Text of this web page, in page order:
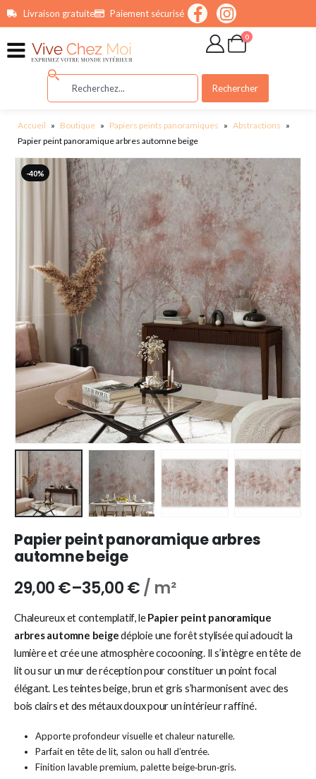
principalLivraison gratuite Paiement sécurisé
0
Rechercher
Accueil » Boutique » Papiers peints panoramiques » Abstractions »
Papier peint panoramique arbres automne beige
-40%
Papier peint panoramique arbres
automne beige
29,00€–35,00€/ m²
Chaleureux et contemplatif, lePapier peint panoramique
arbres automne beigedéploie une forêt stylisée qui adoucit la
lumière et crée une atmosphère cocooning. Il s’intègre en tête de
lit ou sur un mur de réception pour constituer un point focal
élégant. Les teintes beige, brun et gris s’harmonisent avec des
bois clairs et des métaux doux pour un intérieur raffiné.
Apporte profondeur visuelle et chaleur naturelle.
Parfait en tête de lit, salon ou hall d’entrée.
Finition lavable premium, palette beige‑brun‑gris.